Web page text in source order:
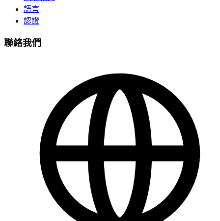
語言
認證
聯絡我們